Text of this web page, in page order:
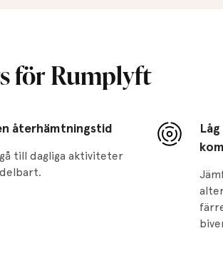
för Rumplyft
återhämtningstid
till dagliga aktiviteter